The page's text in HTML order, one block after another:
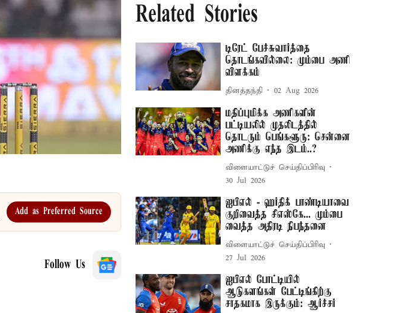
Add as Preferred Source
Follow Us
Related Stories
டிரேட் பேச்சுவார்த்தை
தொடங்கவில்லை: மும்பை அணி
விளக்கம்
தினத்தந்தி 02 Aug 2026
மதிப்புமிக்க அணிகளின்
பட்டியலில் முதலிடத்தில்
தொடரும் பெங்களூரு: சென்னை
அணிக்கு எந்த இடம்..?
விளையாட்டுச் செய்திப்பிரிவு
30 Jul 2026
ஐபிஎல் - ஹர்திக் பாண்டியாவை
குறிவைத்த சிஎஸ்கே... மும்பை
வைத்த அதிரடி நிபந்தனை
விளையாட்டுச் செய்திப்பிரிவு
27 Jul 2026
ஐபிஎல் போட்டியில்
ஆடுகளங்கள் பேட்டிங்கிற்கு
சாதகமாக இருக்கும்: ஆர்ச்சர்